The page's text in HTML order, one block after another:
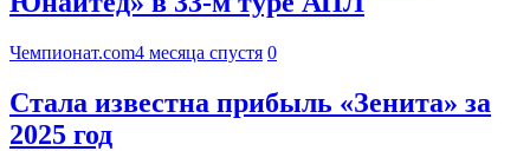
Чемпионат.com4 месяца спустя 0
Стала известна прибыль «Зенита» за
2025 год